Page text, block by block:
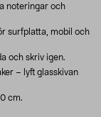
noteringar och
surfplatta, mobil och
och skriv igen.
– lyft glasskivan
cm.